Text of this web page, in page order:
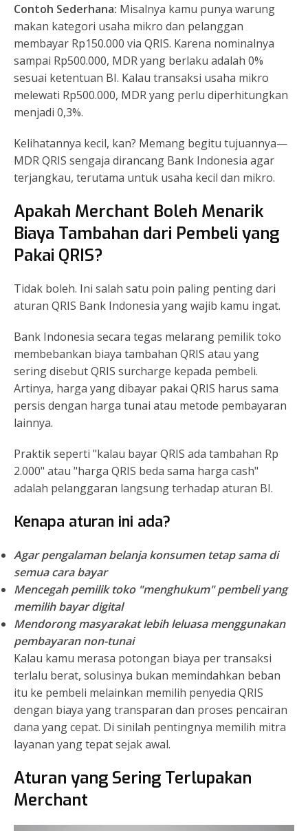
Contoh Sederhana: Misalnya kamu punya warung
makan kategori usaha mikro dan pelanggan
membayar Rp150.000 via QRIS. Karena nominalnya
sampai Rp500.000, MDR yang berlaku adalah 0%
sesuai ketentuan BI. Kalau transaksi usaha mikro
melewati Rp500.000, MDR yang perlu diperhitungkan
menjadi 0,3%.
Kelihatannya kecil, kan? Memang begitu tujuannya—
MDR QRIS sengaja dirancang Bank Indonesia agar
terjangkau, terutama untuk usaha kecil dan mikro.
Apakah Merchant Boleh Menarik
Biaya Tambahan dari Pembeli yang
Pakai QRIS?
Tidak boleh. Ini salah satu poin paling penting dari
aturan QRIS Bank Indonesia yang wajib kamu ingat.
Bank Indonesia secara tegas melarang pemilik toko
membebankan biaya tambahan QRIS atau yang
sering disebut QRIS surcharge kepada pembeli.
Artinya, harga yang dibayar pakai QRIS harus sama
persis dengan harga tunai atau metode pembayaran
lainnya.
Praktik seperti "kalau bayar QRIS ada tambahan Rp
2.000" atau "harga QRIS beda sama harga cash"
adalah pelanggaran langsung terhadap aturan BI.
Kenapa aturan ini ada?
Agar pengalaman belanja konsumen tetap sama di
semua cara bayar
Mencegah pemilik toko "menghukum" pembeli yang
memilih bayar digital
Mendorong masyarakat lebih leluasa menggunakan
pembayaran non-tunai
Kalau kamu merasa potongan biaya per transaksi
terlalu berat, solusinya bukan memindahkan beban
itu ke pembeli melainkan memilih penyedia QRIS
dengan biaya yang transparan dan proses pencairan
dana yang cepat. Di sinilah pentingnya memilih mitra
layanan yang tepat sejak awal.
Aturan yang Sering Terlupakan
Merchant